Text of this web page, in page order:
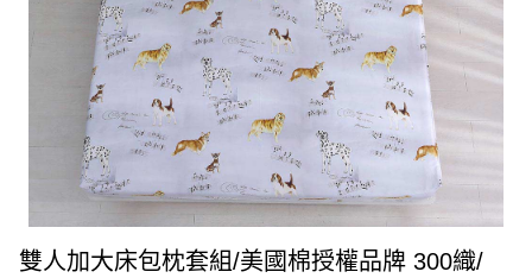
雙人加大床包枕套組/美國棉授權品牌 300織/